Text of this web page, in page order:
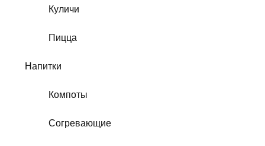
Куличи
Пицца
Напитки
Компоты
Согревающие